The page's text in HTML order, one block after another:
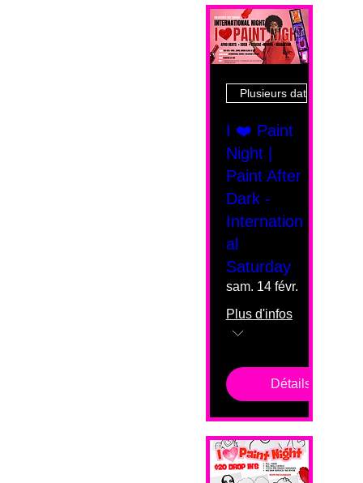
Plusieurs dates
I ❤️ Paint
Night |
Paint After
Dark -
Internation
al
Saturday
sam. 14 févr.
Plus d'infos
Détails